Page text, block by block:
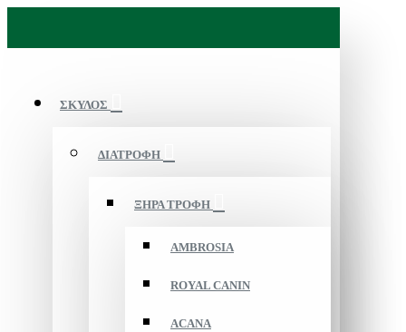
ΣΚΥΛΟΣ
ΔΙΑΤΡΟΦΗ
ΞΗΡΑ ΤΡΟΦΗ
AMBROSIA
ROYAL CANIN
ACANA